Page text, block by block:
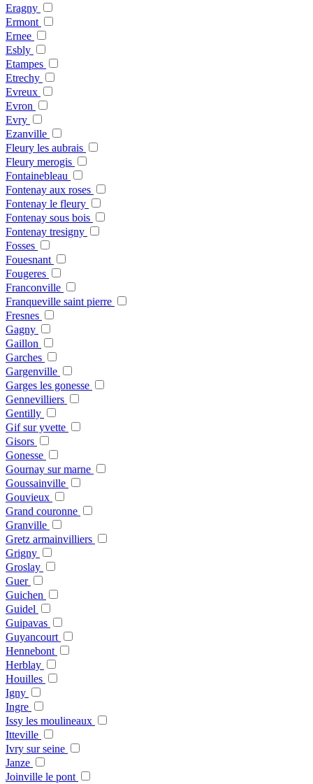
Eragny
Ermont
Ernee
Esbly
Etampes
Etrechy
Evreux
Evron
Evry
Ezanville
Fleury les aubrais
Fleury merogis
Fontainebleau
Fontenay aux roses
Fontenay le fleury
Fontenay sous bois
Fontenay tresigny
Fosses
Fouesnant
Fougeres
Franconville
Franqueville saint pierre
Fresnes
Gagny
Gaillon
Garches
Gargenville
Garges les gonesse
Gennevilliers
Gentilly
Gif sur yvette
Gisors
Gonesse
Gournay sur marne
Goussainville
Gouvieux
Grand couronne
Granville
Gretz armainvilliers
Grigny
Groslay
Guer
Guichen
Guidel
Guipavas
Guyancourt
Hennebont
Herblay
Houilles
Igny
Ingre
Issy les moulineaux
Itteville
Ivry sur seine
Janze
Joinville le pont